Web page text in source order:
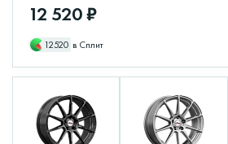
12 520 ₽
12520 в Сплит